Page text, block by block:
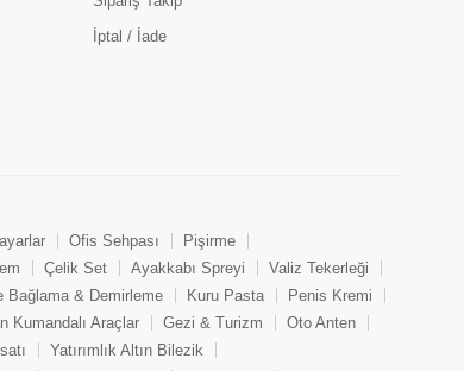
İptal / İade
Ofis Sehpası
Pişirme
Çelik Set Ayakkabı Spreyi
Valiz Tekerleği
Bağlama & Demirleme Kuru Pasta
Penis Kremi
Kumandalı Araçlar Gezi & Turizm
Oto Anten
Yatırımlık Altın Bilezik